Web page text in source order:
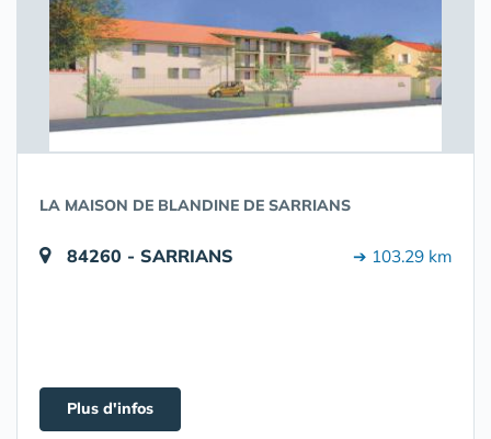
LA MAISON DE BLANDINE DE SARRIANS
84260 - SARRIANS ➔ 103.29 km
Plus d'infos